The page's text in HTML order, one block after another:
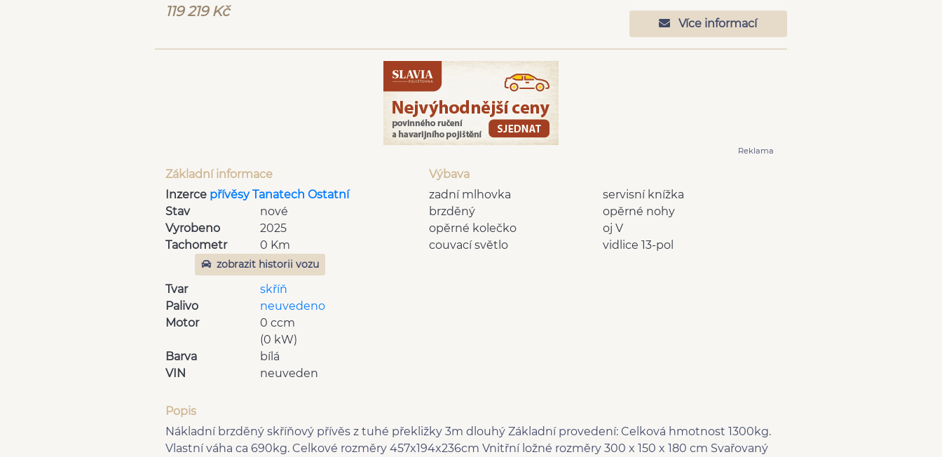
119 219 Kč
Více informací
Reklama
Základní informace
Inzerce přívěsy Tanatech Ostatní
Stav
nové
Vyrobeno
2025
Tachometr
0 Km
zobrazit historii vozu
Tvar
skříň
Palivo
neuvedeno
Motor
0 ccm
(0 kW)
Barva
bílá
VIN
neuveden
Výbava
servisní knížka
zadní mlhovka
opěrné nohy
brzděný
oj V
opěrné kolečko
vidlice 13-pol
couvací světlo
Popis
Nákladní brzděný skříňový přívěs z tuhé překližky 3m dlouhý Základní provedení: Celková hmotnost 1300kg.
Vlastní váha ca 690kg. Celkové rozměry 457x194x236cm Vnitřní ložné rozměry 300 x 150 x 180 cm Svařovaný